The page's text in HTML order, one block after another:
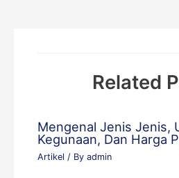
Related
Mengenal Jenis Jenis,
Kegunaan, Dan Harga
Artikel / Byadmin